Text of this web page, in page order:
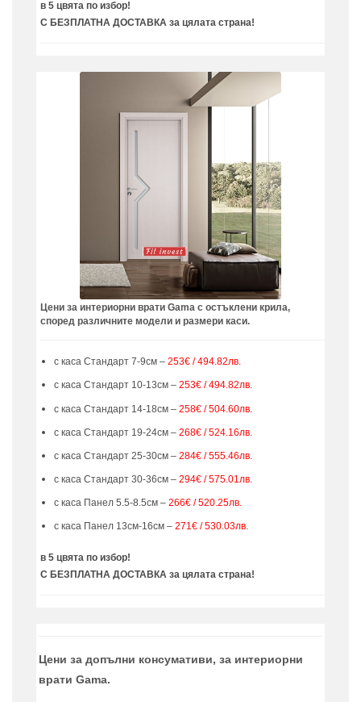
в 5 цвята по избор!
С БЕЗПЛАТНА ДОСТАВКА за цялата страна!
Цени за интериорни врати Gama с остъклени крила,
според различните модели и размери каси.
с каса Стандарт 7-9см –253€ / 494.82лв.
с каса Стандарт 10-13см –253€ / 494.82лв.
с каса Стандарт 14-18см –258€ / 504.60лв.
с каса Стандарт 19-24см –268€ / 524.16лв.
с каса Стандарт 25-30см –284€ / 555.46лв.
с каса Стандарт 30-36см –294€ / 575.01лв.
с каса Панел 5.5-8.5см –266€ / 520.25лв.
с каса Панел 13см-16см –271€ / 530.03лв.
в 5 цвята по избор!
С БЕЗПЛАТНА ДОСТАВКА за цялата страна!
Цени за допълни консумативи, за интериорни
врати Gama.